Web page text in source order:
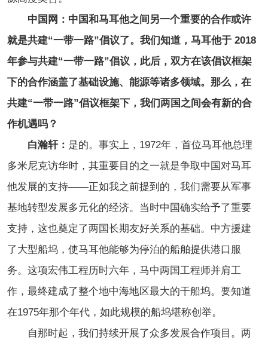
中国网：中国和马耳他之间另一个重要的合作或许
就是共建“一带一路”倡议了。我们知道，马耳他于 2018
年参与共建“一带一路”倡议，此后，双方在该倡议框架
下的合作涵盖了基础设施、能源等诸多领域。那么，在
共建“一带一路”倡议框架下，我们两国之间会有新的合
作机遇吗？
白瀚轩： 是的。事实上，1972年，首位马耳他总理
多米尼克访华时，其重要目的之一就是争取中国对马耳
他发展的支持——正如我之前提到的，我们需要从军事
基地转型发展多元化的经济。当时中国确实给予了重要
支持，这也奠定了两国长期友好关系的基础。中方援建
了大型船坞，使马耳他能够为停泊的船舶提供港口服
务。这项宏伟工程历时六年，马中两国工程师并肩工
作，最终建成了整个地中海地区最大的干船坞。要知道
在1975年那个年代，如此规模的船坞堪称创举。
自那时起，我们持续开展了众多发展合作项目。两